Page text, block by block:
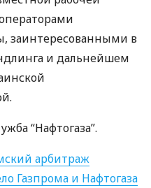
заинтересованными в
и дальнейшем
“Нафтогаза”.
арбитраж
Газпрома и Нафтогаза